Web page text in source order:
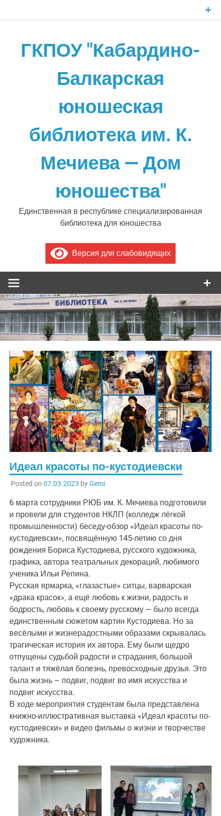
ГКПОУ "Кабардино-
Балкарская
юношеская
библиотека им. К.
Мечиева — Дом
юношества"
Единственная в республике специализированная
библиотека для юношества
Версия для слабовидящих
Идеал красоты по-кустодиевски
Posted on 07.03.2023 byGemi
6 марта сотрудники РЮБ им. К. Мечиева подготовили
и провели для студентов НКЛП (колледж лёгкой
промышленности) беседу-обзор «Идеал красоты по-
кустодиевски», посвящённую 145-летию со дня
рождения Бориса Кустодиева, русского художника,
графика, автора театральных декораций, любимого
ученика Ильи Репина.
Русская ярмарка, «глазастые» ситцы, варварская
«драка красок», а ещё любовь к жизни, радость и
бодрость, любовь к своему русскому — было всегда
единственным сюжетом картин Кустодиева. Но за
весёлыми и жизнерадостными образами скрывалась
трагическая история их автора. Ему были щедро
отпущены судьбой радости и страдания, большой
талант и тяжёлая болезнь, превосходные друзья. Это
была жизнь – подвиг, подвиг во имя искусства и
подвиг искусства.
В ходе мероприятия студентам была представлена
книжно-иллюстративная выставка «Идеал красоты по-
кустодиевски» и видео фильмы о жизни и творчестве
художника.